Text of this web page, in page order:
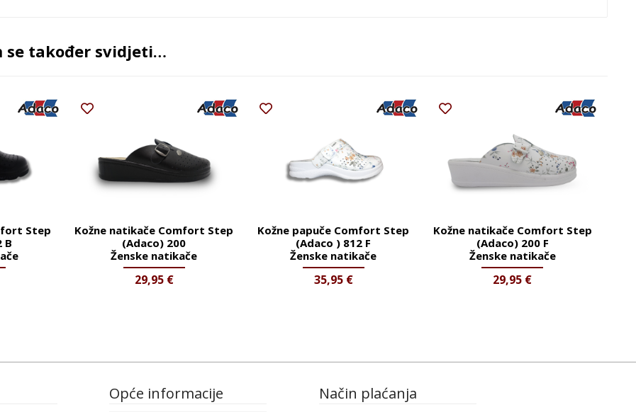
se također svidjeti…
Step
B
Kožne natikače Comfort Step
(Adaco) 200
Ženske natikače
29,95 €
Kožne papuče Comfort Step
(Adaco ) 812 F
Ženske natikače
35,95 €
Kožne natikače Comfort Step
(Adaco) 200 F
Ženske natikače
29,95 €
Opće informacije Način plaćanja